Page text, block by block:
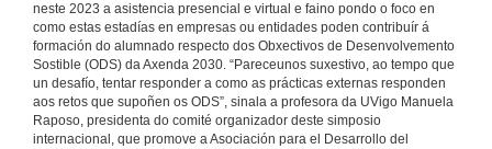
neste 2023 a asistencia presencial e virtual e faino pondo o foco en
como estas estadías en empresas ou entidades poden contribuír á
formación do alumnado respecto dos Obxectivos de Desenvolvemento
Sostible (ODS) da Axenda 2030. “Pareceunos suxestivo, ao tempo que
un desafío, tentar responder a como as prácticas externas responden
aos retos que supoñen os ODS”, sinala a profesora da UVigo Manuela
Raposo, presidenta do comité organizador deste simposio
internacional, que promove a Asociación para el Desarrollo del
Intervención de Maider Arozena. Quenda de cuestións
5 de xul. de 2023